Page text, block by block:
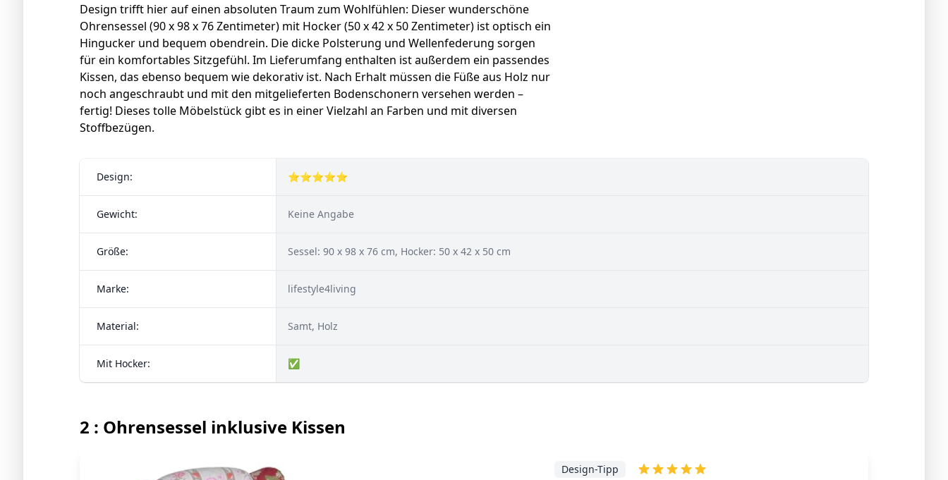
Design trifft hier auf einen absoluten Traum zum Wohlfühlen: Dieser wunderschöne
Ohrensessel (90 x 98 x 76 Zentimeter) mit Hocker (50 x 42 x 50 Zentimeter) ist optisch ein
Hingucker und bequem obendrein. Die dicke Polsterung und Wellenfederung sorgen
für ein komfortables Sitzgefühl. Im Lieferumfang enthalten ist außerdem ein passendes
Kissen, das ebenso bequem wie dekorativ ist. Nach Erhalt müssen die Füße aus Holz nur
noch angeschraubt und mit den mitgelieferten Bodenschonern versehen werden –
fertig! Dieses tolle Möbelstück gibt es in einer Vielzahl an Farben und mit diversen
Stoffbezügen.
Design: ⭐⭐⭐⭐⭐
Gewicht: Keine Angabe
Größe: Sessel: 90 x 98 x 76 cm, Hocker: 50 x 42 x 50 cm
Marke: lifestyle4living
Material: Samt, Holz
Mit Hocker: ✅
2 : Ohrensessel inklusive Kissen
Design-Tipp